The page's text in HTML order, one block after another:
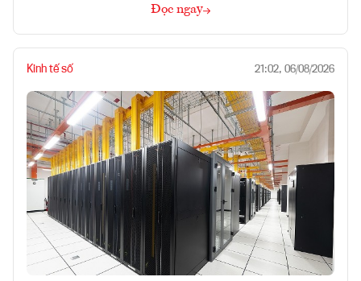
Đọc ngay
Kinh tế số 21:02, 06/08/2026